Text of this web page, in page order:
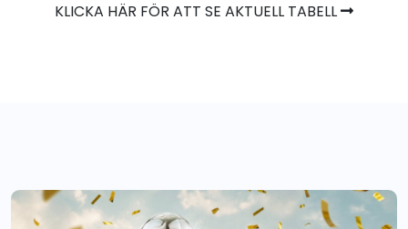
KLICKA HÄR FÖR ATT SE AKTUELL TABELL